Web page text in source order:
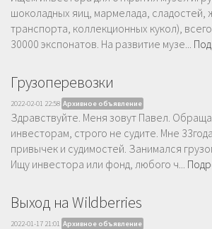
шоколадных яиц, мармелада, сладостей,
транспорта, коллекционных кукол),
30000 экспонатов. На развитие музе...
Грузоперевозки
2022-02-01 22:58 Архивное объявление
Здравствуйте. Меня зовут Павел.
инвесторам, строго не судите. Мне
привычек и судимостей. Занимался
Ищу инвестора или фонд, любого ч...
Выход на Wildberries
2022-01-17 21:01 Архивное объявление